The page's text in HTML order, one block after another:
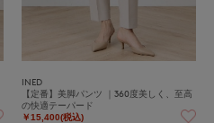
INED
【定番】美脚パンツ ｜360度美しく、至高
の快適テーパード
￥15,400(税込)